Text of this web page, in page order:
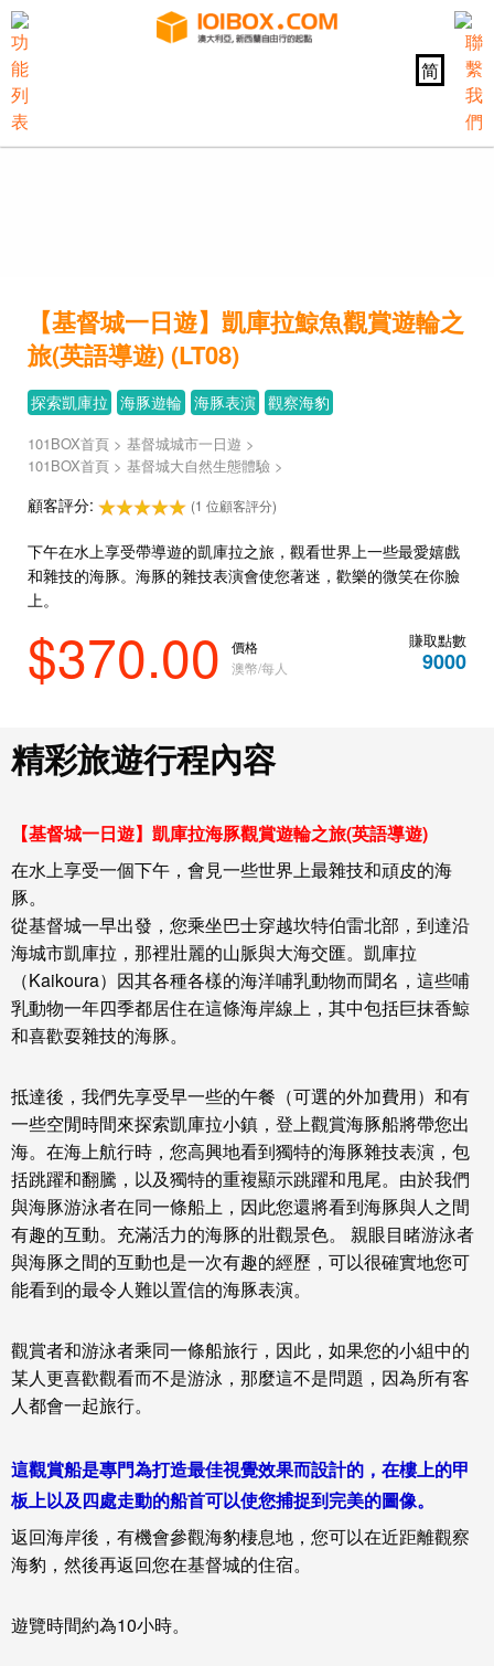
简
【基督城一日遊】凱庫拉鯨魚觀賞遊輪之
旅(英語導遊) (LT08)
探索凱庫拉 海豚遊輪 海豚表演 觀察海豹
101BOX首頁 > 基督城城市一日遊 >
101BOX首頁 > 基督城大自然生態體驗 >
顧客評分: (1 位顧客評分)
下午在水上享受帶導遊的凱庫拉之旅，觀看世界上一些最愛嬉戲
和雜技的海豚。海豚的雜技表演會使您著迷，歡樂的微笑在你臉
上。
$370.00
價格
澳幣/每人
賺取點數
9000
精彩旅遊行程內容
【基督城一日遊】凱庫拉海豚觀賞遊輪之旅(英語導遊)
在水上享受一個下午，會見一些世界上最雜技和頑皮的海
豚。
從基督城一早出發，您乘坐巴士穿越坎特伯雷北部，到達沿
海城市凱庫拉，那裡壯麗的山脈與大海交匯。凱庫拉
（Kaikoura）因其各種各樣的海洋哺乳動物而聞名，這些哺
乳動物一年四季都居住在這條海岸線上，其中包括巨抹香鯨
和喜歡耍雜技的海豚。
抵達後，我們先享受早一些的午餐（可選的外加費用）和有
一些空閒時間來探索凱庫拉小鎮 ， 登上觀賞海豚船將帶您出
海。在海上航行時，您高興地看到獨特的海豚雜技表演，包
括跳躍和翻騰，以及獨特的重複顯示跳躍和甩尾。由於我們
與海豚游泳者在同一條船上，因此您還將看到海豚與人之間
有趣的互動。 充滿活力的海豚的壯觀景色。 親眼目睹游泳者
與海豚之間的互動也是一次有趣的經歷，可以很確實地您可
能看到的最令人難以置信的海豚表演。
觀賞者和游泳者乘同一條船旅行，因此，如果您的小組中的
某人更喜歡觀看而不是游泳，那麼這不是問題，因為所有客
人都會一起旅行。
這觀賞船是專門為打造最佳視覺效果而設計的，在樓上的甲
板上以及四處走動的船首可以使您捕捉到完美的圖像。
返回海岸後，有機會參觀海豹棲息地，您可以在近距離觀察
海豹，然後再返回您在基督城的住宿。
遊覽時間約為10小時。